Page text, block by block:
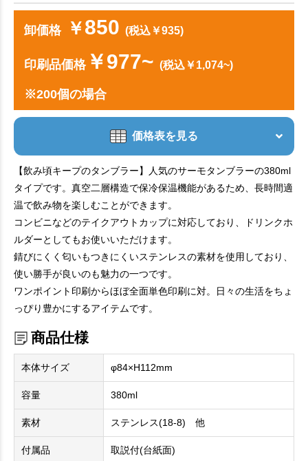
卸価格 ￥850 (税込￥935)
印刷品価格￥977~ (税込￥1,074~)
※200個の場合
価格表を見る
【飲み頃キープのタンブラー】人気のサーモタンブラーの380ml
タイプです。真空二層構造で保冷保温機能があるため、長時間適
温で飲み物を楽しむことができます。
コンビニなどのテイクアウトカップに対応しており、ドリンクホ
ルダーとしてもお使いいただけます。
錆びにくく匂いもつきにくいステンレスの素材を使用しており、
使い勝手が良いのも魅力の一つです。
ワンポイント印刷からほぼ全面単色印刷に対。日々の生活をちょ
っぴり豊かにするアイテムです。
商品仕様
本体サイズ φ84×H112mm
容量 380ml
素材 ステンレス(18-8) 他
付属品 取説付(台紙面)